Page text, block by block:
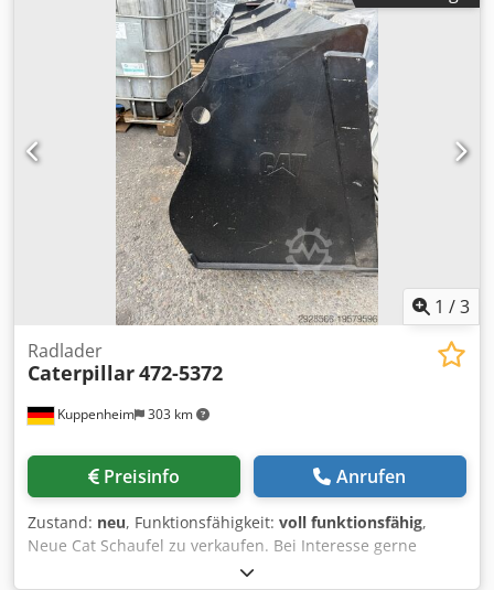
Schnellwechsler CW20 * Inkl. hydraulischer
Gabenräumlöffel * Deutsche Maschine * 1. Hand *
Gummipads * Schild * Klima - A/C * Rückfahrkamera *
Verrohrt * Guter Zustand! * Laufwerk: ca. 40-50% * Weitere
Fotos und Video auf Anfrage (Whats APP ERIK) * Preis:
45.900 Euro, netto + 19% MwSt. ---- Für weitere Fragen
bitte anrufen: For more question please call: Chjdey
Sdlzspfx Angsa Erik Kortum: Whats App ?Alle Angaben
ohne Gewähr und Garantie, Irrtümer und Zwischenverkauf
vorbehalten. ?
1 /3
Kuppenheim 303 km
Radlader
Caterpillar472-5372
Preisinfo Anrufen
Zustand: neu, Funktionsfähigkeit: voll funktionsfähig,
Neue Cat Schaufel zu verkaufen. Bei Interesse gerne
schreiben Chodpfx Anewzu Apegja